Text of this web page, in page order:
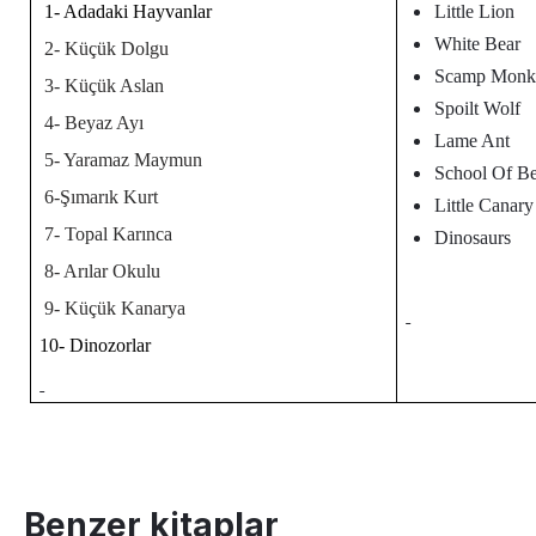
1- Adadaki Hayvanlar
2- Küçük Dolgu
3- Küçük Aslan
4- Beyaz Ayı
5- Yaramaz Maymun
6-Şımarık Kurt
7- Topal Karınca
8- Arılar Okulu
9- Küçük Kanarya
10- Dinozorlar
Little Lion
White Bear
Scamp
Spoilt Wolf
Lame Ant
School Of
Little Canary
Dinosaurs
Benzer kitaplar